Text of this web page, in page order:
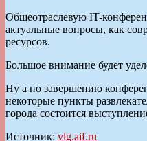
Общеотраслевую IT-
актуальные вопросы, как
ресурсов.
Большое внимание будет
Ну а по завершению
некоторые пункты
города состоится
Источник: vlg.aif.ru